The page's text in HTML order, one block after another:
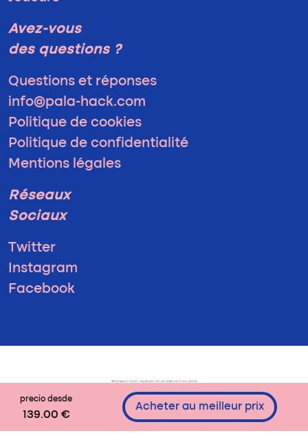
precio desde
139.00 €
Acheter au meilleur prix
Avez-vous
des questions ?
Questions et réponses
info@pala-hack.com
Politique de cookies
Politique de confidentialité
Mentions légales
Réseaux
Sociaux
Twitter
Instagram
Facebook